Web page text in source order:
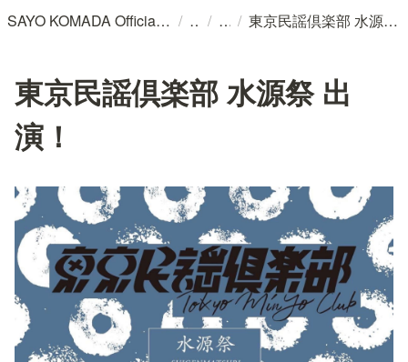
SAYO KOMADA Official WebSite / / / 東京民謡倶楽部 水源祭 出演！
東京民謡倶楽部 水源祭 出
演！